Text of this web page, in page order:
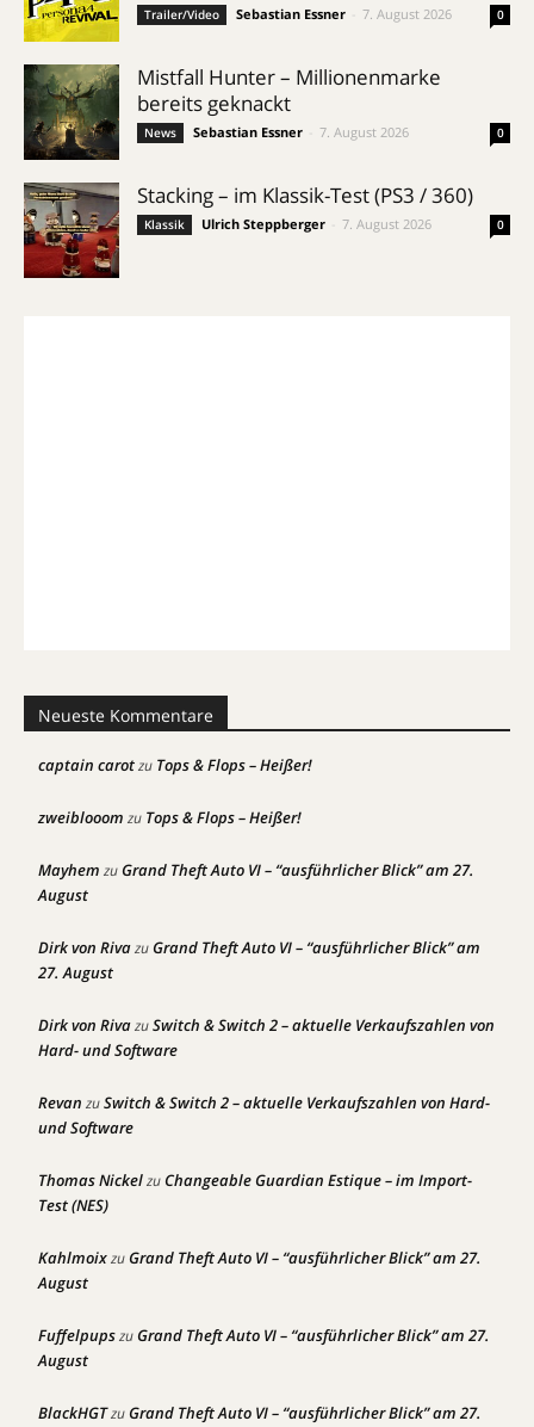
Trailer/Video Sebastian Essner 7. August 2026 0
Mistfall Hunter – Millionenmarke
bereits geknackt
News Sebastian Essner 7. August 2026 0
Stacking – im Klassik-Test (PS3 / 360)
Klassik Ulrich Steppberger 7. August 2026 0
Neueste Kommentare
captain carotzu Tops & Flops – Heißer!
zweiblooom zu Tops & Flops – Heißer!
Mayhem zuGrand Theft Auto VI – “ausführlicher Blick” am 27.
August
Dirk von RivazuGrand Theft Auto VI – “ausführlicher Blick” am
27. August
Dirk von RivazuSwitch & Switch 2 – aktuelle Verkaufszahlen von
Hard- und Software
Revan zuSwitch & Switch 2 – aktuelle Verkaufszahlen von Hard-
und Software
Thomas NickelzuChangeable Guardian Estique – im Import-
Test (NES)
KahlmoixzuGrand Theft Auto VI – “ausführlicher Blick” am 27.
August
FuffelpupszuGrand Theft Auto VI – “ausführlicher Blick” am 27.
August
BlackHGTzuGrand Theft Auto VI – “ausführlicher Blick” am 27.